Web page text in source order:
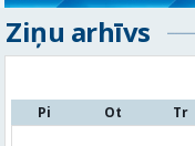
Sludinājumi
Ziņu arhīvs
Pi Ot Tr